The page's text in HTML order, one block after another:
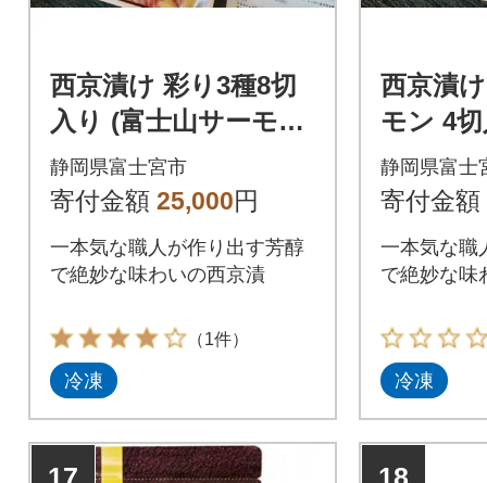
西京漬け 彩り3種8切
入り (富士山サーモ
ン・銀鱈・サーモン)
静岡県富士宮市
寄付金額 25,000円
一本気な職人が作り出す芳醇
で絶妙な味わいの西京漬
（1件）
冷凍
西京漬
モン 4
静岡県富士
寄付金額
一本気な職
で絶妙な味
冷凍
17 18